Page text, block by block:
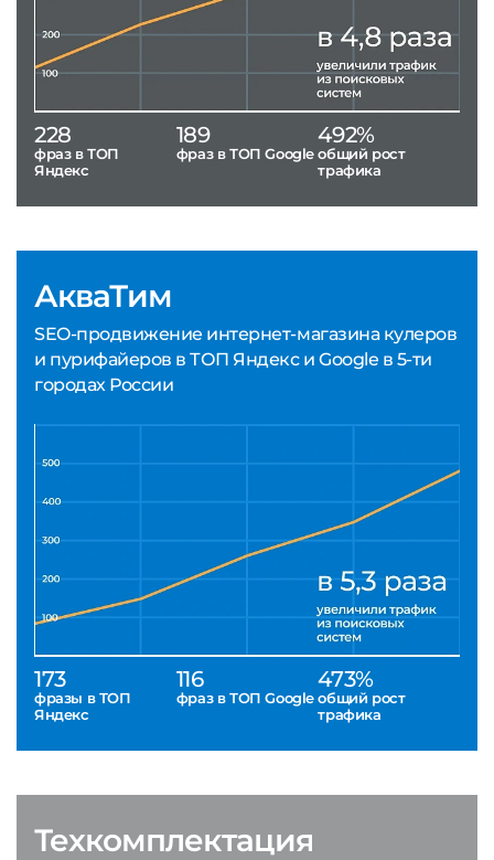
АкваТим
SEO-продвижение интернет-магазина кулеров
и пурифайеров в ТОП Яндекс и Google в 5-ти
городах России
173
фразы в ТОП
Яндекс
116
фраз в ТОП Google
473%
общий рост
трафика
228
фраз в ТОП
Яндекс
189
фраз в ТОП Google
492%
общий рост
трафика
Техкомплектация